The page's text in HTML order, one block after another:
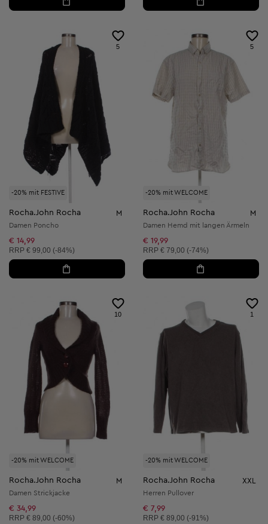
-20% mit FESTIVE
5
Rocha.John Rocha M
Damen Poncho
€ 14,99
Unverbindliche Preisempfehlung:
RRP € 99,00 (-84%)
-20% mit WELCOME
5
Rocha.John Rocha M
Damen Hemd mit langen Ärmeln
€ 19,99
Unverbindliche Preisempfehlung:
RRP € 79,00 (-74%)
-20% mit WELCOME
10
Rocha.John Rocha M
Damen Strickjacke
€ 34,99
Unverbindliche Preisempfehlung:
RRP € 89,00 (-60%)
-20% mit WELCOME
1
Rocha.John Rocha XXL
Herren Pullover
€ 7,99
Unverbindliche Preisempfehlung:
RRP € 89,00 (-91%)